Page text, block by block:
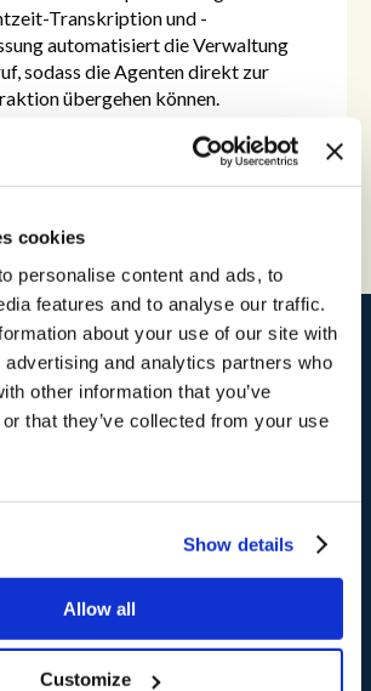
cookies
personalise content and ads, to
features and to analyse our traffic.
about your use of our site with
and analytics partners who
other information that you’ve
that they’ve collected from your use
Show details
Allow all
Customize
Transkription und -
automatisiert die Verwaltung
sodass die Agenten direkt zur
übergehen können.
, Tesco Bank saw a14-
in Customer